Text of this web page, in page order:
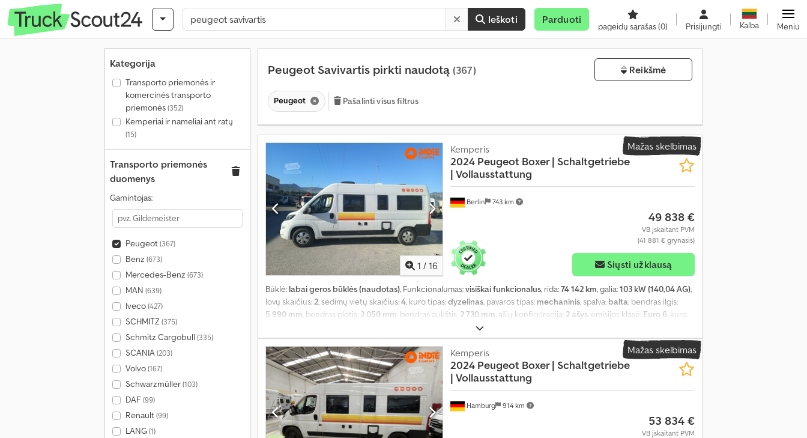
Ieškoti Parduoti
pageidų sąrašas(0) Prisijungti Kalba Meniu
Kategorija
Transporto priemonės ir
komercinės transporto
priemonės(352)
Kemperiai ir nameliai ant ratų
(15)
Transporto priemonės
duomenys
Gamintojas:
Peugeot(367)
Benz (673)
Mercedes-Benz (673)
MAN (639)
Iveco(427)
SCHMITZ(375)
Schmitz Cargobull (335)
SCANIA(203)
Volvo(167)
Schwarzmüller(103)
DAF (99)
Renault(99)
LANG(1)
Peugeot Savivartis pirkti naudotą (367) Reikšmė
Peugeot Pašalinti visus filtrus
Mažas skelbimas
1 / 16
Berlin 743 km
Kemperis
2024 Peugeot Boxer | Schaltgetriebe
| Vollausstattung
49 838 €
VB įskaitant PVM
(41 881 € grynasis)
Siųsti užklausą
Būklė: labai geros būklės (naudotas), Funkcionalumas:visiškai funkcionalus, rida:74 142 km, galia:103 kW (140,04 AG),
lovų skaičius:2, sėdimų vietų skaičius:4, kuro tipas:dyzelinas, pavaros tipas: mechaninis, spalva: balta, bendras ilgis:
5 990 mm, bendras plotis: 2 050 mm, bendras aukštis: 2 730 mm, ašių konfigūracija: 2 ašys, emisijos klasė: Euro 6, kuro
2 700 kg
skaičius:1, Gamybos metai:2024, mašinos/transporto priemonės numeris:VF3YLBPFCPG063841, Įranga:ABS,
automobilio registracija, autonominis šildytuvas, centrinis užraktas, dušas, elektroninė stabilumo programa (ESP),
kėlimo lova, naudoto automobilio garantija, oro kondicionavimas, oro pagalvė, pilna techninės priežiūros istorija,
priešrūkiniai žibintai, vairo stiprintuvas, vidurinė sėdynių išdėstymo schema, viengulės lovos, virtuvė transporto
priemonėje, visų sezonų padangos, vonios kambarys,
Mažas skelbimas
Hamburg 914 km
Kemperis
2024 Peugeot Boxer | Schaltgetriebe
| Vollausstattung
53 834 €
VB įskaitant PVM